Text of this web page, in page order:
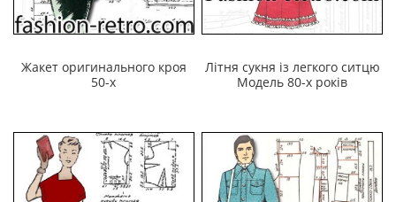
Жакет оригинального кроя
50-х
Літня сукня із легкого ситцю
Модель 80-х років